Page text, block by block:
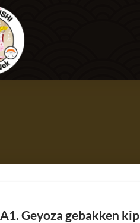
A1. Geyoza gebakken kip